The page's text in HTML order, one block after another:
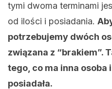
tymi dwoma terminami
od ilości i posiadania.
potrzebujemy dwóch
związana z “brakiem”.
tego, co ma inna osoba
posiadała.